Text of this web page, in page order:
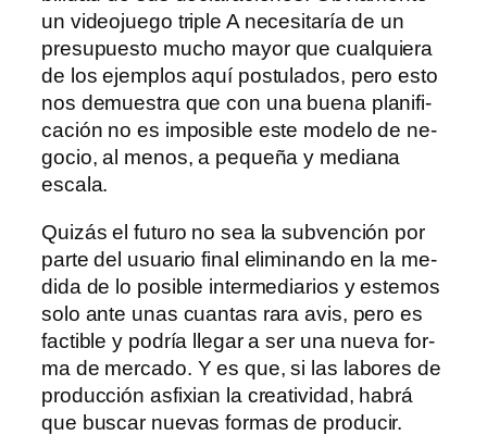
un vi­deo­jue­go tri­ple A ne­ce­si­ta­ría de un
pre­su­pues­to mu­cho ma­yor que cual­quie­ra
de los ejem­plos aquí pos­tu­la­dos, pe­ro es­to
nos de­mues­tra que con una bue­na pla­ni­fi­
ca­ción no es im­po­si­ble es­te mo­de­lo de ne­
go­cio, al me­nos, a pe­que­ña y me­dia­na
escala.
Quizás el fu­tu­ro no sea la sub­ven­ción por
par­te del usua­rio fi­nal eli­mi­nan­do en la me­
di­da de lo po­si­ble in­ter­me­dia­rios y es­te­mos
so­lo an­te unas cuan­tas ra­ra avis, pe­ro es
fac­ti­ble y po­dría lle­gar a ser una nue­va for­
ma de mer­ca­do. Y es que, si las la­bo­res de
pro­duc­ción as­fi­xian la crea­ti­vi­dad, ha­brá
que bus­car nue­vas for­mas de producir.